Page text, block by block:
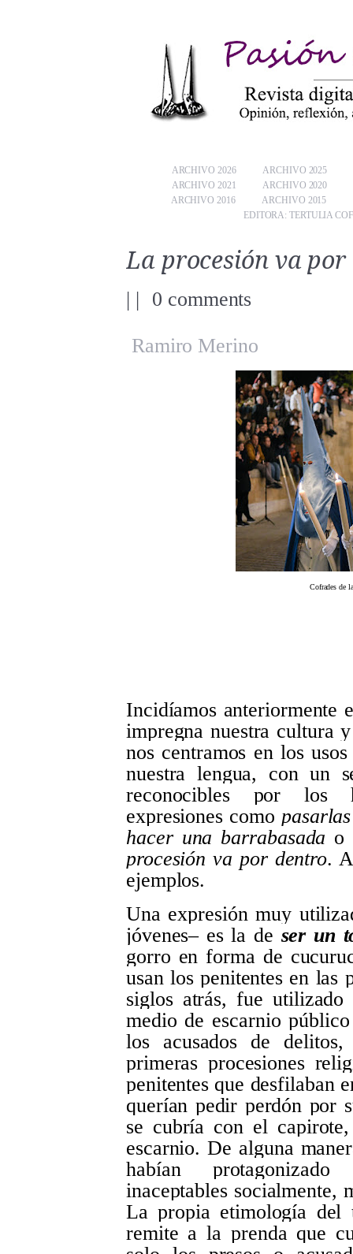
ARCHIVO 2026
ARCHIVO 2025
ARCHIVO 2021
ARCHIVO 2020
ARCHIVO 2016
ARCHIVO 2015
EDITORA: TERTULIA
La procesión va
| | 0 comments
Ramiro Merino
Cofrades de
Incidíamos anteriormente
impregna nuestra cultura
nos centramos en los
nuestra lengua, con un
reconocibles por los
expresiones como
hacer una barrabasada o
procesión va por dentro.
ejemplos.
Una expresión muy
jóvenes‒ es la de ser un
gorro en forma de
usan los penitentes en las
siglos atrás, fue
medio de escarnio
los acusados de
primeras procesiones
penitentes que desfilaban
querían pedir perdón por
se cubría con el
escarnio. De alguna
habían
inaceptables socialmente,
La propia etimología
remite a la prenda que